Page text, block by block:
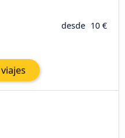
desde 10 €